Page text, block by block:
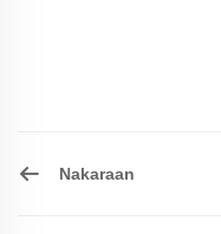
Nakaraan